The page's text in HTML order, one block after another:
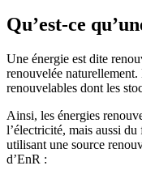
Qu’est-ce
Une énergie est dite
renouvelée naturellement.
renouvelables dont les
Ainsi, les énergies
l’électricité, mais aussi
utilisant une source
d’EnR :